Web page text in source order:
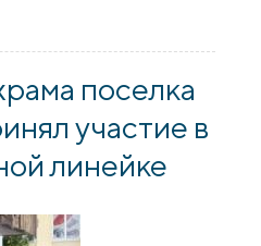
Вороново
поселка
участие в
линейке